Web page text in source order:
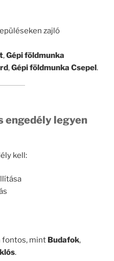
zajló
,Gépi földmunka
,Gépi földmunka Csepel.
engedély legyen
kell:
fontos, mint Budafok,
.